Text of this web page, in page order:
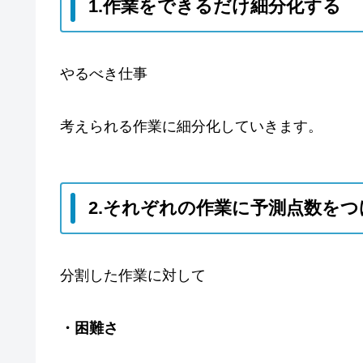
1.作業をできるだけ細分化する
やるべき仕事
考えられる作業に細分化していきます。
2.それぞれの作業に予測点数を
分割した作業に対して
・困難さ